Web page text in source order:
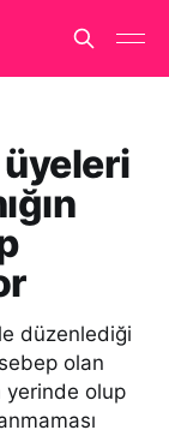
düzenlediği
olan
yerinde olup